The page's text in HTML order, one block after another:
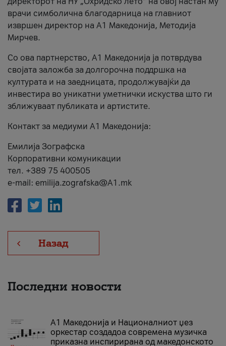
врачи симболична благодарница на главниот
извршен директор на A1 Македонија, Методија
Мирчев.
Со ова партнерство, A1 Македонија ја потврдува
својата заложба за долгорочна поддршка на
културата и на заедницата, продолжувајќи да
инвестира во уникатни уметнички искуства што ги
зближуваат публиката и артистите.
Контакт за медиуми А1 Македонија:
Емилија Зографска
Корпоративни комуникации
тел. +389 75 400505
e-mail: emilija.zografska@A1.mk
Назад
Последни новости
А1 Македонија и Националниот џез
оркестар создадоа современа музичка
приказна инспирирана од македонското